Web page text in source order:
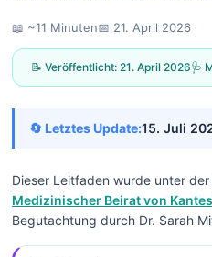
📖 ~11 Minuten📅 21. April 2026
📝 Veröffentlicht: 21. April 2026🩺
🔄 Letztes Update:15. Juli
Dieser Leitfaden wurde unter
Medizinischer Beirat von
Begutachtung durch Dr. Sarah